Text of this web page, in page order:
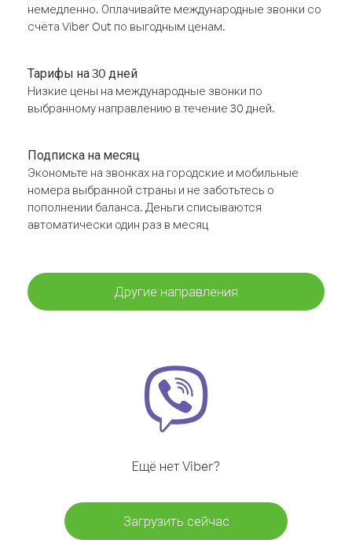
немедленно. Оплачивайте международные звонки со
счёта Viber Out по выгодным ценам.
Тарифы на 30 дней
Низкие цены на международные звонки по
выбранному направлению в течение 30 дней.
Подписка на месяц
Экономьте на звонках на городские и мобильные
номера выбранной страны и не заботьтесь о
пополнении баланса. Деньги списываются
автоматически один раз в месяц
Другие направления
Ещё нет Viber?
Загрузить сейчас